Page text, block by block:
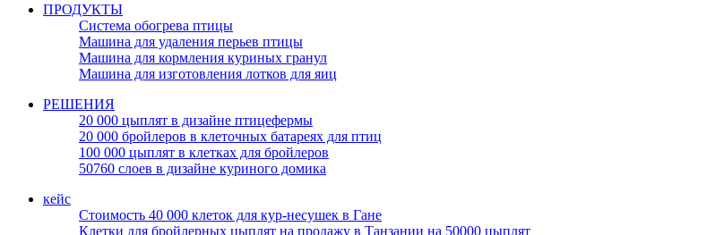
ПРОДУКТЫ
Система обогрева птицы
Машина для удаления перьев птицы
Машина для кормления куриных гранул
Машина для изготовления лотков для яиц
РЕШЕНИЯ
20 000 цыплят в дизайне птицефермы
20 000 бройлеров в клеточных батареях для птиц
100 000 цыплят в клетках для бройлеров
50760 слоев в дизайне куриного домика
кейс
Стоимость 40 000 клеток для кур-несушек в Гане
Клетки для бройлерных цыплят на продажу в Танзании на 50000 цыплят